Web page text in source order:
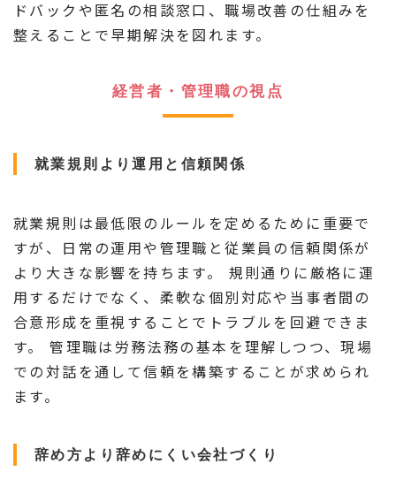
ドバックや匿名の相談窓口、職場改善の仕組みを
整えることで早期解決を図れます。
経営者・管理職の視点
就業規則より運用と信頼関係
就業規則は最低限のルールを定めるために重要で
すが、日常の運用や管理職と従業員の信頼関係が
より大きな影響を持ちます。 規則通りに厳格に運
用するだけでなく、柔軟な個別対応や当事者間の
合意形成を重視することでトラブルを回避できま
す。 管理職は労務法務の基本を理解しつつ、現場
での対話を通して信頼を構築することが求められ
ます。
辞め方より辞めにくい会社づくり